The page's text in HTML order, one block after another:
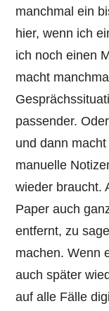
manchmal ein
hier, wenn ich
ich noch einen
macht
passender.
und dann
manuelle
wieder braucht.
Paper auch
entfernt, zu
machen. Wenn
auch später
auf alle Fälle